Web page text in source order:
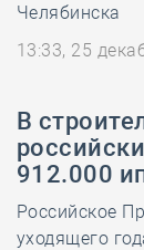
Челябинска
13:33, 25
В
912.000
Российское
уходящего